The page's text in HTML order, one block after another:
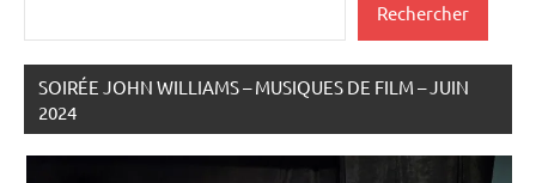
Rechercher
SOIRÉE JOHN WILLIAMS – MUSIQUES DE FILM – JUIN
2024